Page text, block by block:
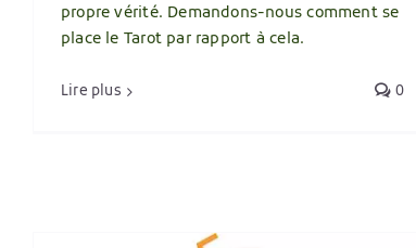
propre vérité. Demandons-nous comment se
place le Tarot par rapport à cela.
Lire plus 0